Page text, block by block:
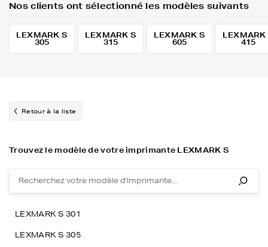
Nos clients ont sélectionné les modèles suivants
LEXMARK S
305
LEXMARK S
315
LEXMARK S
605
LEXMARK
415
Retour à la liste
Trouvez le modèle de votre imprimante LEXMARK S
LEXMARK S 301
LEXMARK S 305